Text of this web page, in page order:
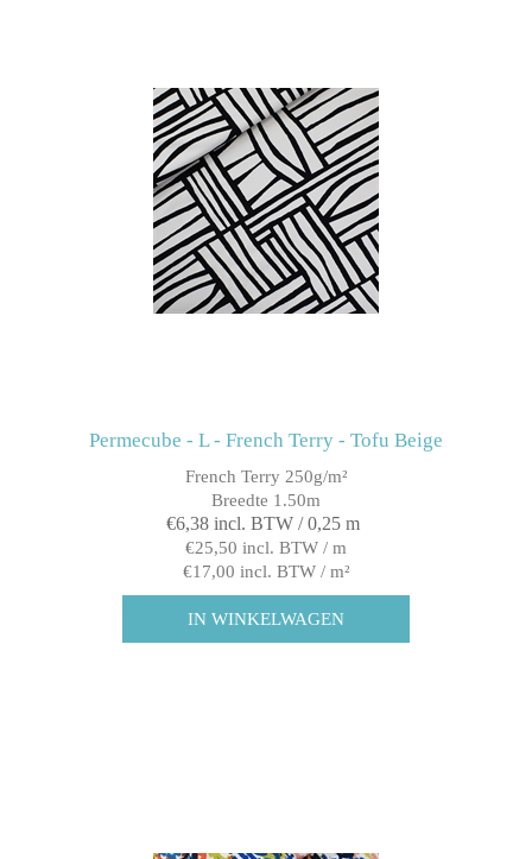
Permecube - L - French Terry - Tofu Beige
French Terry 250g/m²
Breedte 1.50m
€6,38 incl. BTW / 0,25 m
€25,50 incl. BTW / m
€17,00 incl. BTW / m²